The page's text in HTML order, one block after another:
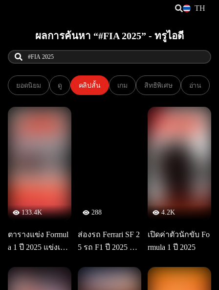
TH
ผลการค้นหา “#FIA 2025” - ทรูไอดี
ยอดนิยม ดู คลิปสั้น เกม สิทธิพิเศษ อ่าน
133.4K
ตารางแข่ง Formul
a 1 ปี 2025 แข่งเดือ
ไร ลูกค้าทรูรับสิท
ธิ์แลกเน็ตดูกีฬาสุด
288
ส่องรถ Ferrari SF 2
5 รถ F1 ปี 2025 ขอ
4.2K
เปิดค่าตัวนักขับ Fo
rmula 1 ปี 2025